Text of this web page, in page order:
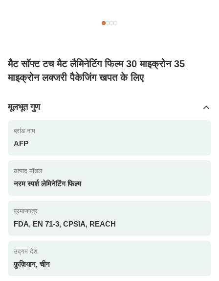
मैट सॉफ्ट टच मैट लैमिनेटिंग फिल्म 30 माइक्रोन 35
माइक्रोन लक्जरी पैकेजिंग खपत के लिए
मूलभूत गुण
ब्रांड नाम
AFP
उत्पाद मॉडल
नरम स्पर्श लेमिनेटिंग फिल्म
प्रमाणपत्र
FDA, EN 71-3, CPSIA, REACH
उद्गम देश
फ़ुज़ियान, चीन